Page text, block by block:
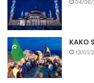
04/06/
KAKO
13/01/